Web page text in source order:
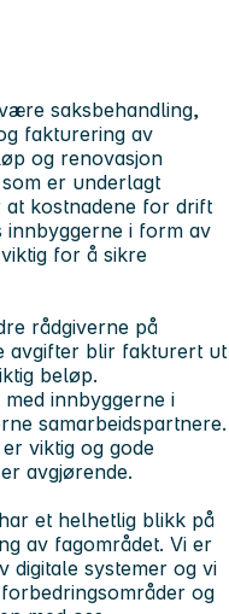
saksbehandling,
fakturering av
og renovasjon
er underlagt
kostnadene for drift
innbyggerne i form av
for å sikre
rådgiverne på
avgifter blir fakturert ut
beløp.
innbyggerne i
samarbeidspartnere.
viktig og gode
avgjørende.
et helhetlig blikk på
av fagområdet. Vi er
digitale systemer og vi
og